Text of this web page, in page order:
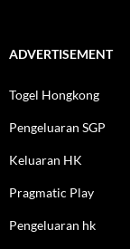
ADVERTISEMENT
Togel Hongkong
Pengeluaran SGP
Keluaran HK
Pragmatic Play
Pengeluaran hk